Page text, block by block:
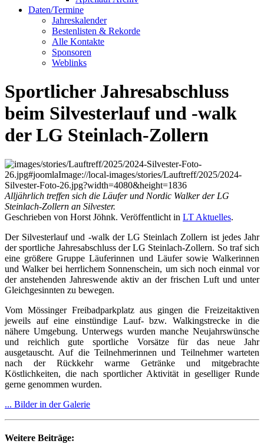
Daten/Termine
Jahreskalender
Bestenlisten & Rekorde
Alle Kontakte
Sponsoren
Weblinks
Sportlicher Jahresabschluss
beim Silvesterlauf und -walk
der LG Steinlach-Zollern
Alljährlich treffen sich die Läufer und Nordic Walker der LG
Steinlach-Zollern an Silvester.
Geschrieben von Horst Jöhnk. Veröffentlicht in LT Aktuelles.
Der Silvesterlauf und -walk der LG Steinlach Zollern ist jedes Jahr
der sportliche Jahresabschluss der LG Steinlach-Zollern. So traf sich
eine größere Gruppe Läuferinnen und Läufer sowie Walkerinnen
und Walker bei herrlichem Sonnenschein, um sich noch einmal vor
der anstehenden Jahreswende aktiv an der frischen Luft und unter
Gleichgesinnten zu bewegen.
Vom Mössinger Freibadparkplatz aus gingen die Freizeitaktiven
jeweils auf eine einstündige Lauf- bzw. Walkingstrecke in die
nähere Umgebung. Unterwegs wurden manche Neujahrswünsche
und reichlich gute sportliche Vorsätze für das neue Jahr
ausgetauscht. Auf die Teilnehmerinnen und Teilnehmer warteten
nach der Rückkehr warme Getränke und mitgebrachte
Köstlichkeiten, die nach sportlicher Aktivität in geselliger Runde
gerne genommen wurden.
... Bilder in der Galerie
Weitere Beiträge: